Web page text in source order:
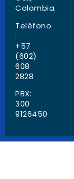
Colombia.
Teléfono
:
+57
(602)
608
2828
PBX:
300
9126450